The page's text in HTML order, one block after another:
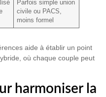
Parfois simple union
civile ou PACS,
moins formel
aide à établir un point
où chaque couple peut
harmoniser la